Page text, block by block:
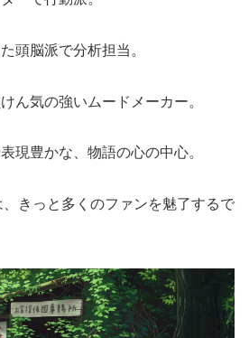
頭脳派で分析担当。
ん気の強いムードメーカー。
現豊かな、物語の心の中心。
きっと多くのファンを魅了するで